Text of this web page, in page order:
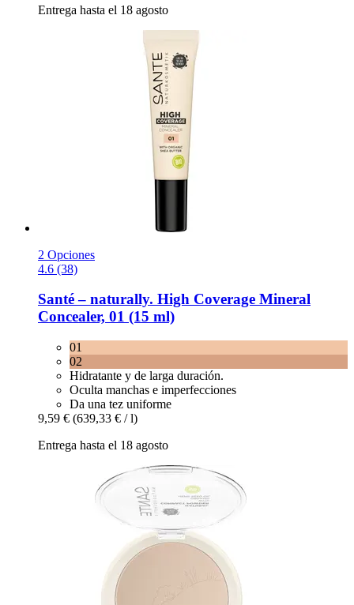
Entrega hasta el 18 agosto
2 Opciones
4.6 (38)
Santé – naturally. High Coverage Mineral
Concealer, 01 (15 ml)
01
02
Hidratante y de larga duración.
Oculta manchas e imperfecciones
Da una tez uniforme
9,59 € (639,33 € / l)
Entrega hasta el 18 agosto